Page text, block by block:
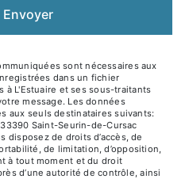
Envoyer
sont nécessaires aux
dans un fichier
à L'Estuaire et ses sous-traitants
message. Les données
aux seuls destinataires suivants:
Saint-Seurin-de-Cursac
disposez de droits d’accès, de
de limitation, d’opposition,
à tout moment et du droit
d’une autorité de contrôle, ainsi